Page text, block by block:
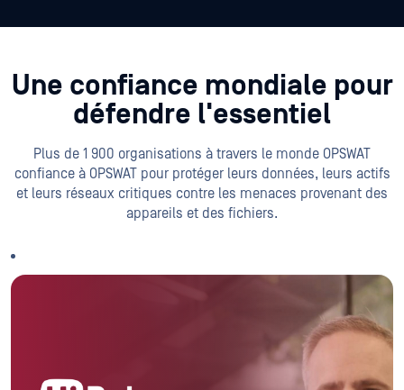
Une confiance mondiale pour
défendre l'essentiel
Plus de 1 900 organisations à travers le monde OPSWAT
confiance à OPSWAT pour protéger leurs données, leurs actifs
et leurs réseaux critiques contre les menaces provenant des
appareils et des fichiers.